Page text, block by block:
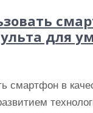
для
смартфон в